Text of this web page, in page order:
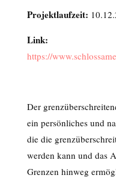
Projektlaufzeit:
Link:
https://
Der
ein persönliches und
die die
werden kann und das
Grenzen hinweg